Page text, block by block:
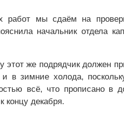
работ мы сдаём на
начальник отдела
этот же подрядчик должен
в зимние холода,
всё, что прописано в
концу декабря.